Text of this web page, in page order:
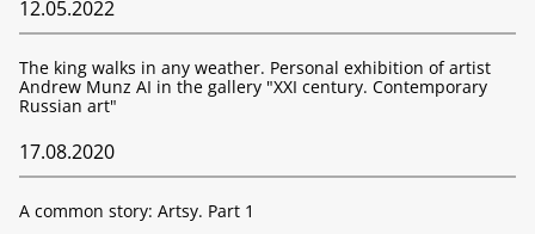
12.05.2022
The king walks in any weather. Personal exhibition of artist
Andrew Munz AI in the gallery "XXI century. Contemporary
Russian art"
17.08.2020
A common story: Artsy. Part 1